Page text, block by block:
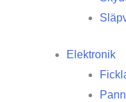
Elektronik